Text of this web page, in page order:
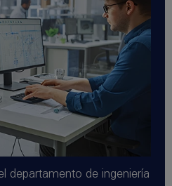
departamento de ingeniería